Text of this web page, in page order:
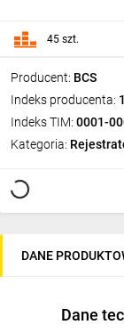
Producent: BCS
Indeks producenta:
Indeks TIM: 0001-
Kategoria:
45 szt.
DANE
Dane